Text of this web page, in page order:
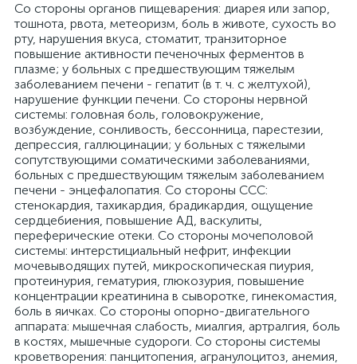
Со стороны органов пищеварения: диарея или запор,
тошнота, рвота, метеоризм, боль в животе, сухость во
рту, нарушения вкуса, стоматит, транзиторное
повышение активности печеночных ферментов в
плазме; у больных с предшествующим тяжелым
заболеванием печени - гепатит (в т. ч. с желтухой),
нарушение функции печени. Со стороны нервной
системы: головная боль, головокружение,
возбуждение, сонливость, бессонница, парестезии,
депрессия, галлюцинации; у больных с тяжелыми
сопутствующими соматическими заболеваниями,
больных с предшествующим тяжелым заболеванием
печени - энцефалопатия. Со стороны ССС:
стенокардия, тахикардия, брадикардия, ощущение
сердцебиения, повышение АД, васкулиты,
переферические отеки. Со стороны мочеполовой
системы: интерстициальный нефрит, инфекции
мочевыводящих путей, микроскопическая пиурия,
протеинурия, гематурия, глюкозурия, повышение
концентрации креатинина в сыворотке, гинекомастия,
боль в яичках. Со стороны опорно-двигательного
аппарата: мышечная слабость, миалгия, артралгия, боль
в костях, мышечные судороги. Со стороны системы
кроветворения: панцитопения, агранулоцитоз, анемия,